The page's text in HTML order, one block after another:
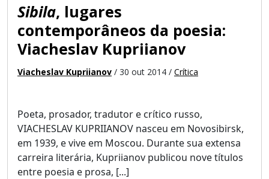
Sibila, lugares
contemporâneos da poesia:
Viacheslav Kupriianov
Viacheslav Kupriianov / 30 out 2014 / Crítica
Poeta, prosador, tradutor e crítico russo,
VIACHESLAV KUPRIIANOV nasceu em Novosibirsk,
em 1939, e vive em Moscou. Durante sua extensa
carreira literária, Kupriianov publicou nove títulos
entre poesia e prosa, [...]